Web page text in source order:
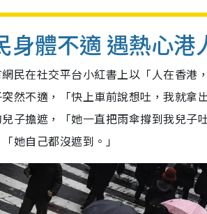
身體不適 遇熱心港
民在社交平台小紅書上以「人在香港
然不適，「快上車前說想吐，我就拿
兒子擔遮，「她一直把雨傘撐到我兒子
她自己都沒遮到。」